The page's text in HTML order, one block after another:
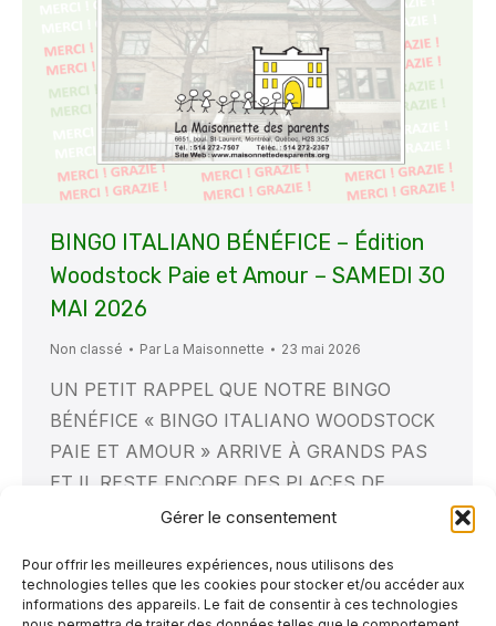
Gérer le consentement
Pour offrir les meilleures expériences, nous utilisons des
technologies telles que les cookies pour stocker et/ou accéder aux
informations des appareils. Le fait de consentir à ces technologies
BINGO ITALIANO BÉNÉFICE – Édition
Woodstock Paie et Amour – SAMEDI 30
MAI 2026
Non classé Par La Maisonnette 23 mai 2026
UN PETIT RAPPEL QUE NOTRE BINGO
BÉNÉFICE « BINGO ITALIANO WOODSTOCK
PAIE ET AMOUR » ARRIVE À GRANDS PAS
ET IL RESTE ENCORE DES PLACES DE
DISPONIBLES, MAIS IL FAUT RÉSERVER
MAI 2026 !
MERCI À CEUX ET CELLES
QUI ONT DÉJÀ CONTRIBUÉ !!
TEL